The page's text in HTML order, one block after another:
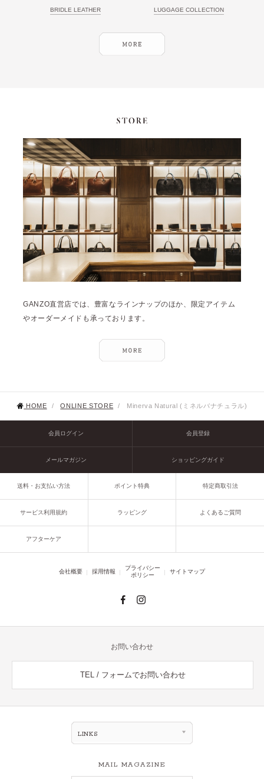
BRIDLE LEATHER LUGGAGE COLLECTION
GANZO直営店では、豊富なラインナップのほか、限定アイテム
やオーダーメイドも承っております。
HOME / ONLINE STORE / Minerva Natural (ミネルバナチュラル)
会員ログイン 会員登録
メールマガジン ショッピングガイド
送料・お支払い方法 ポイント特典 特定商取引法
サービス利用規約 ラッピング よくあるご質問
アフターケア
会社概要 採用情報
プライバシー
ポリシー
サイトマップ
お問い合わせ
TEL / フォームでお問い合わせ
LINKS
MAIL MAGAZINE